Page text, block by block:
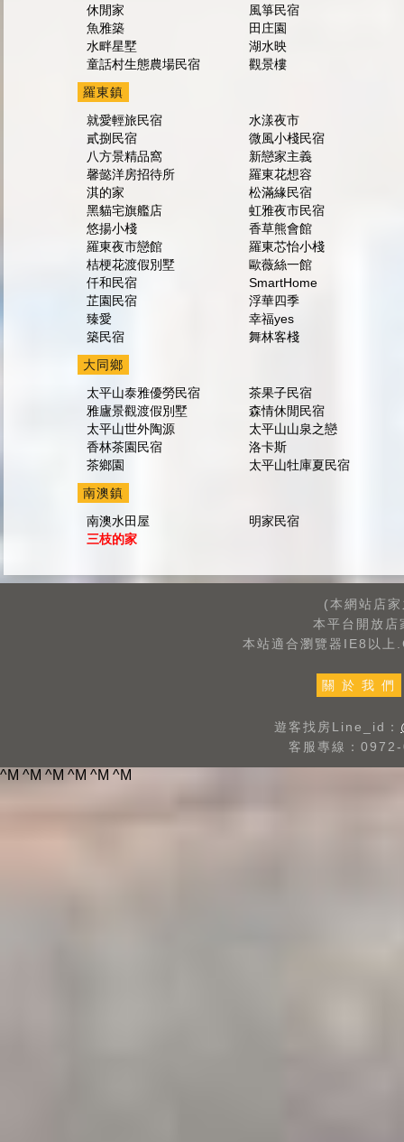
休閒家
風箏民宿
魚雅築
田庄園
水畔星墅
湖水映
童話村生態農場民宿
觀景樓
羅東鎮
就愛輕旅民宿
水漾夜市
貳捌民宿
微風小棧民宿
八方景精品窩
新戀家主義
馨懿洋房招待所
羅東花想容
淇的家
松滿緣民宿
黑貓宅旗艦店
虹雅夜市民宿
悠揚小棧
香草熊會館
羅東夜市戀館
羅東芯怡小棧
桔梗花渡假別墅
歐薇絲一館
仟和民宿
SmartHome
芷園民宿
浮華四季
臻愛
幸福yes
築民宿
舞林客棧
大同鄉
太平山泰雅優勞民宿
茶果子民宿
雅廬景觀渡假別墅
森情休閒民宿
太平山世外陶源
太平山山泉之戀
香林茶園民宿
洛卡斯
茶鄉園
太平山牡庫夏民宿
南澳鎮
南澳水田屋
明家民宿
三枝的家
(本網站店
本平台開放店
本站適合瀏覽器IE8以
關 於 我 們
遊客找房Line_id：
客服專線：
^M ^M ^M ^M ^M ^M